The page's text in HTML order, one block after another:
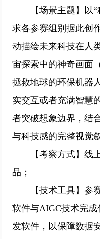
【场景主题】以“
求各参赛组别据此创
动描绘未来科技在人
宙探索中的神奇画面
拯救地球的环保机器
实交互或者充满智慧
者突破想象边界，结
与科技感的完整视觉
【考察方式】线上
品；
【技术工具】参赛
软件与AIGC技术完
发软件，以保障数据